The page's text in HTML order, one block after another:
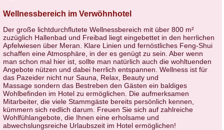
Wellnessbereich im Verwöhnhotel
Der große lichtdurchflutete Wellnessbereich mit über 800 m²
zuzüglich Hallenbad und Freibad liegt eingebettet in den herrlichen
Apfelwiesen über Meran. Klare Linien und fernöstliches Feng-Shui
schaffen eine Atmosphäre, in der es genügt zu sein. Aber wenn
man schon mal hier ist, sollte man natürlich auch die wohltuenden
Angebote nützen und dabei herrlich entspannen. Wellness ist für
das Pazeider nicht nur Sauna, Relax, Beauty und
Massage sondern das Bestreben den Gästen ein baldiges
Wohlbefinden im Hotel zu ermöglichen. Die aufmerksamen
Mitarbeiter, die viele Stammgäste bereits persönlich kennen,
kümmern sich redlich darum. Freuen Sie sich auf zahlreiche
Wohlfühlangebote, die Ihnen eine erholsame und
abwechslungsreiche Urlaubszeit im Hotel ermöglichen!